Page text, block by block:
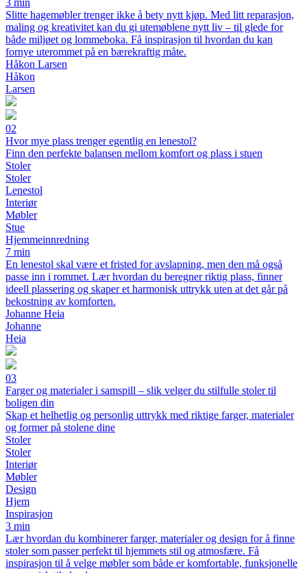
3 min
Slitte hagemøbler trenger ikke å bety nytt kjøp. Med litt reparasjon,
maling og kreativitet kan du gi utemøblene nytt liv – til glede for
både miljøet og lommeboka. Få inspirasjon til hvordan du kan
fornye uterommet på en bærekraftig måte.
Håkon Larsen
Håkon
Larsen
02
Hvor mye plass trenger egentlig en lenestol?
Finn den perfekte balansen mellom komfort og plass i stuen
Stoler
Stoler
Lenestol
Interiør
Møbler
Stue
Hjemmeinnredning
7 min
En lenestol skal være et fristed for avslapning, men den må også
passe inn i rommet. Lær hvordan du beregner riktig plass, finner
ideell plassering og skaper et harmonisk uttrykk uten at det går på
bekostning av komforten.
Johanne Heia
Johanne
Heia
03
Farger og materialer i samspill – slik velger du stilfulle stoler til
boligen din
Skap et helhetlig og personlig uttrykk med riktige farger, materialer
og former på stolene dine
Stoler
Stoler
Interiør
Møbler
Design
Hjem
Inspirasjon
3 min
Lær hvordan du kombinerer farger, materialer og design for å finne
stoler som passer perfekt til hjemmets stil og atmosfære. Få
inspirasjon til å velge møbler som både er komfortable, funksjonelle